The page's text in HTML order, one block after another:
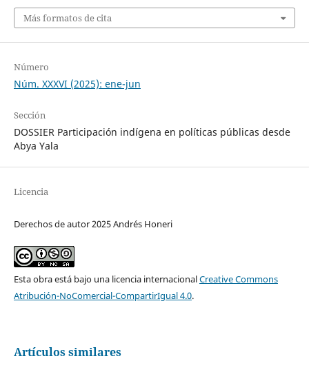
Más formatos de cita
Número
Núm. XXXVI (2025): ene-jun
Sección
DOSSIER Participación indígena en políticas públicas desde
Abya Yala
Licencia
Derechos de autor 2025 Andrés Honeri
Esta obra está bajo una licencia internacionalCreative Commons
Atribución-NoComercial-CompartirIgual 4.0.
Artículos similares